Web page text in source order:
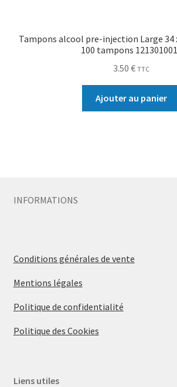
Tampons alcool pre-injection Large 34
100 tampons
3.50 € TTC
Ajouter au panier
INFORMATIONS
Conditions générales de vente
Mentions légales
Politique de confidentialité
Politique des Cookies
Liens utiles